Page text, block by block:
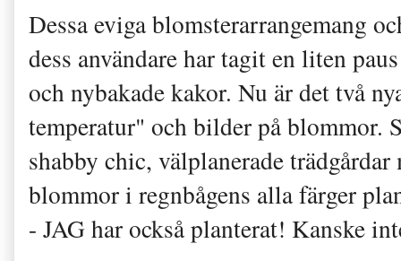
Dessa eviga blomsterarrangemang
dess användare har tagit en liten
och nybakade kakor. Nu är det två
temperatur" och bilder på blommor.
shabby chic, välplanerade
blommor i regnbågens alla färger
- JAG har också planterat! Kanske